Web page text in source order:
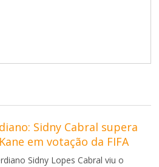
Sidny Cabral supera
em votação da FIFA
Sidny Lopes Cabral viu o